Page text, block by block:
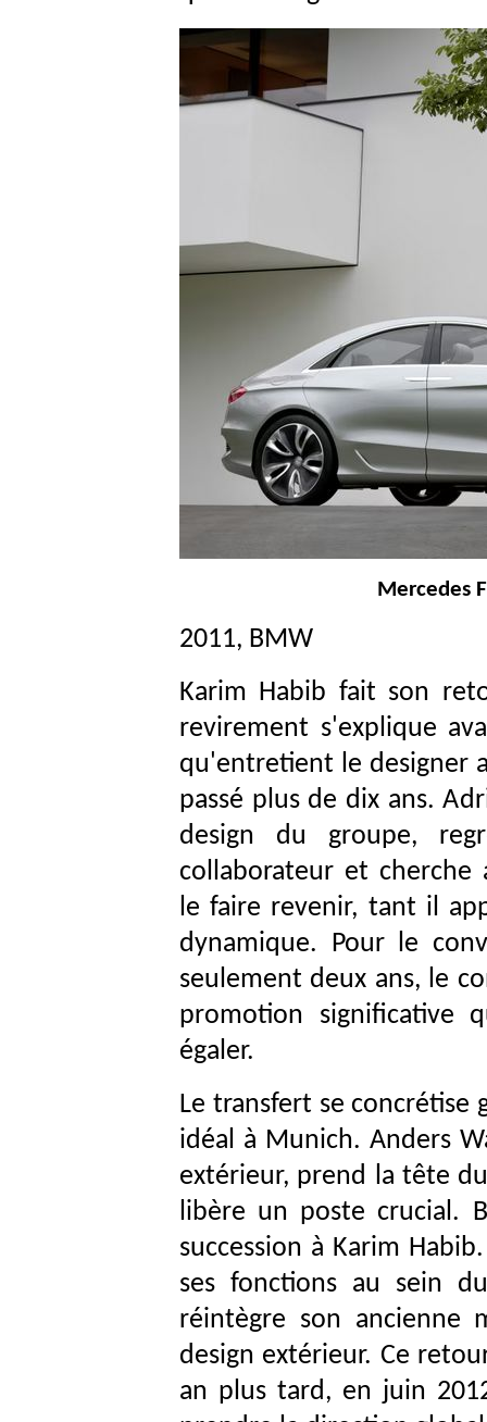
Mercedes
2011, BMW
Karim Habib fait son
revirement s'explique
qu'entretient le designer
passé plus de dix ans.
design du groupe,
collaborateur et
le faire revenir, tant il
dynamique. Pour le
seulement deux ans, le
promotion significative
égaler.
Le transfert se concrétise
idéal à Munich. Anders
extérieur, prend la tête
libère un poste crucial.
succession à Karim
ses fonctions au sein
réintègre son ancienne
design extérieur. Ce
an plus tard, en juin